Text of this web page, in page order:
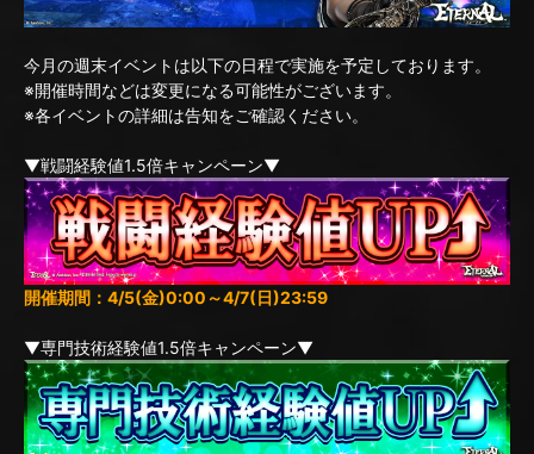
今月の週末イベントは以下の日程で実施を予定しております。
※開催時間などは変更になる可能性がございます。
※各イベントの詳細は告知をご確認ください。
▼戦闘経験値1.5倍キャンペーン▼
開催期間：4/5(金)0:00～4/7(日)23:59
▼専門技術経験値1.5倍キャンペーン▼